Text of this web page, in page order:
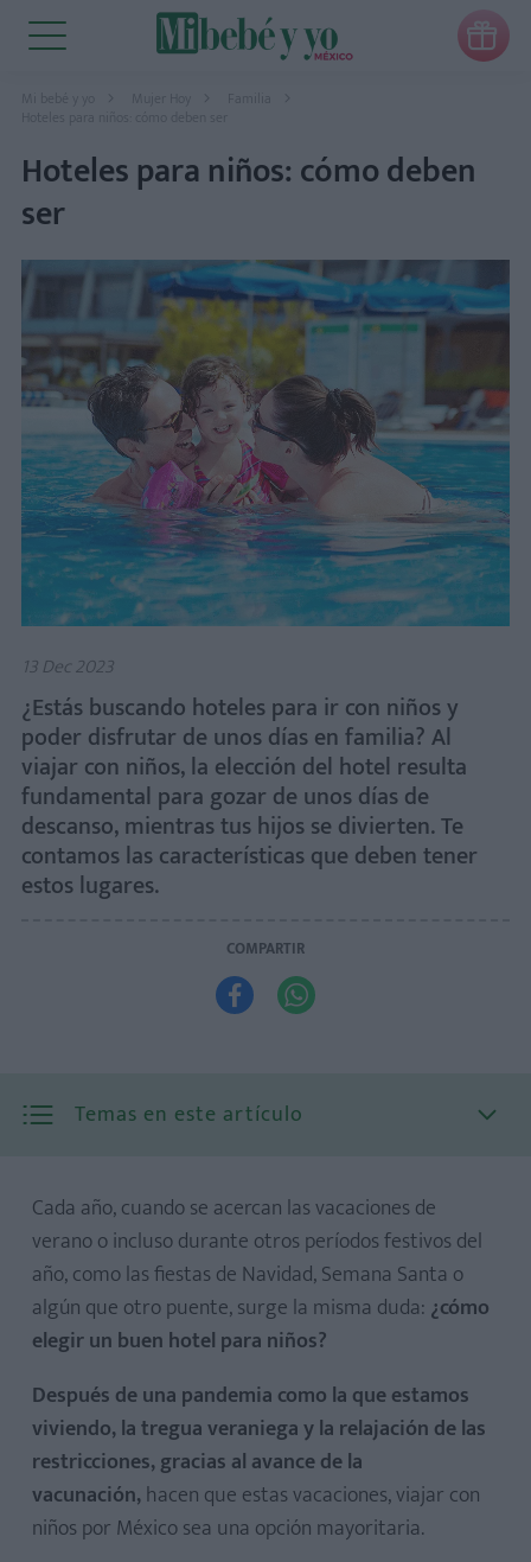

Mi bebé y yo Mujer Hoy
Familia
Hoteles para niños: cómo deben ser
Hoteles para niños: cómo deben
ser
13 Dec 2023
¿Estás buscando hoteles para ir con niños y
poder disfrutar de unos días en familia? Al
viajar con niños, la elección del hotel resulta
fundamental para gozar de unos días de
descanso, mientras tus hijos se divierten. Te
contamos las características que deben tener
estos lugares.
COMPARTIR
 
Temas en este artículo
1. Ser un sitio seguro
2. Disponer de habitaciones amplias
3. Tener un precio ajustable
4. Ofrecer actividades infantiles
Cada año, cuando se acercan las vacaciones de
verano o incluso durante otros períodos festivos del
año, como las fiestas de Navidad, Semana Santa o
algún que otro puente, surge la misma duda: ¿cómo
elegir un buen hotel para niños?
Después de una pandemia como la que estamos
viviendo, la tregua veraniega y la relajación de las
restricciones, gracias al avance de la
vacunación,hacen que estas vacaciones, viajar con
niños por México sea una opción mayoritaria.